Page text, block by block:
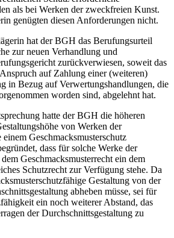
als bei Werken der zweckfreien Kunst.
genügten diesen Anforderungen nicht.
hat der BGH das Berufungsurteil
zur neuen Verhandlung und
zurückverwiesen, soweit das
auf Zahlung einer (weiteren)
in Bezug auf Verwertungshandlungen, die
worden sind, abgelehnt hat.
hatte der BGH die höheren
von Werken der
Geschmacksmusterschutz
dass für solche Werke der
Geschmacksmusterrecht ein dem
Schutzrecht zur Verfügung stehe. Da
Gestaltung von der
abheben müsse, sei für
ein noch weiterer Abstand, das
der Durchschnittsgestaltung zu